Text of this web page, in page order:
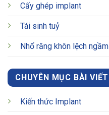
Cấy ghép implant
Tái sinh tuỷ
Nhổ răng khôn lệch ngầm
CHUYÊN MỤC BÀI VIẾT
Kiến thức Implant